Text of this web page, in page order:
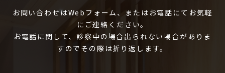
お問い合わせはWebフォーム、またはお電話にてお気軽
にご連絡ください。
お電話に関して、診察中の場合出られない場合がありま
すのでその際は折り返します。